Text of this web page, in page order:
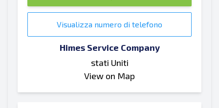
Visualizza numero di telefono
Himes Service Company
stati Uniti
View on Map